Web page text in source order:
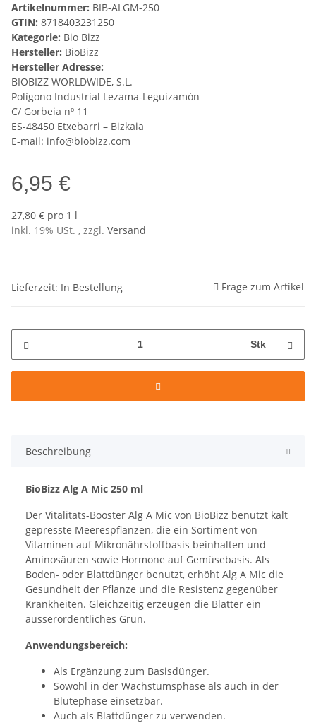
Artikelnummer: BIB-ALGM-250
GTIN: 8718403231250
Kategorie: Bio Bizz
Hersteller: BioBizz
Hersteller Adresse:
BIOBIZZ WORLDWIDE, S.L.
Polígono Industrial Lezama-Leguizamón
C/ Gorbeia nº 11
ES-48450 Etxebarri – Bizkaia
E-mail: info@biobizz.com
6,95 €
27,80 € pro 1 l
inkl. 19% USt. , zzgl. Versand
Lieferzeit: In Bestellung Frage zum Artikel
Stk
Beschreibung
BioBizz Alg A Mic 250 ml
Der Vitalitäts-Booster Alg A Mic von BioBizz benutzt kalt
gepresste Meerespflanzen, die ein Sortiment von
Vitaminen auf Mikronährstoffbasis beinhalten und
Aminosäuren sowie Hormone auf Gemüsebasis. Als
Boden- oder Blattdünger benutzt, erhöht Alg A Mic die
Gesundheit der Pflanze und die Resistenz gegenüber
Krankheiten. Gleichzeitig erzeugen die Blätter ein
ausserordentliches Grün.
Anwendungsbereich:
Als Ergänzung zum Basisdünger.
Sowohl in der Wachstumsphase als auch in der
Blütephase einsetzbar.
Auch als Blattdünger zu verwenden.